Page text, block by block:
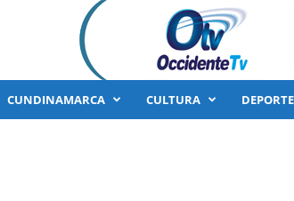
CUNDINAMARCA CULTURA